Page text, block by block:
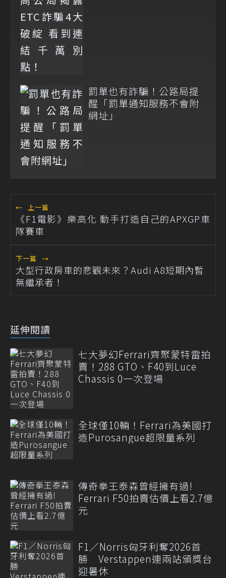
罰單也有詐騙！公路局提
醒「罰單通知服務不會附
網址」
← 上一篇
《F1電影》樂高化 動手打造自己的APXGP車
隊賽車
下一篇 →
大型行政房車的悲觀未來？Audi A8短期內暫
無繼承者！
延伸閱讀
七大夢幻Ferrari齊聚蒙特雷拍
賣！288 GTO、F40到Luce
Chassis 0一次登場
全球僅10輛！Ferrari為美國打
造Purosangue超限量系列
傳奇拳王泰森曾經擁有過!
Ferrari F50拍賣估價上看2.7億
元
F1／Norris匈牙利奪2026首
勝 Verstappen連兩站頒獎台
迎暑休